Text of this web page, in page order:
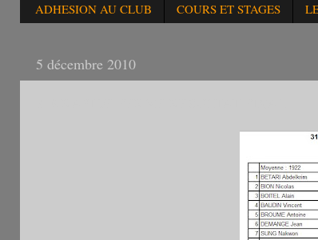
ADHESION AU CLUB COURS ET STAGES
5 décembre 2010